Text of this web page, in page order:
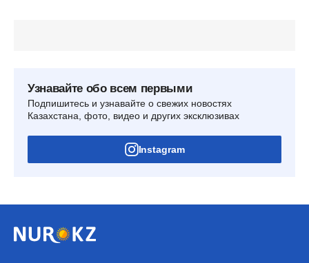
Узнавайте обо всем первыми
Подпишитесь и узнавайте о свежих новостях
Казахстана, фото, видео и других эксклюзивах
Instagram